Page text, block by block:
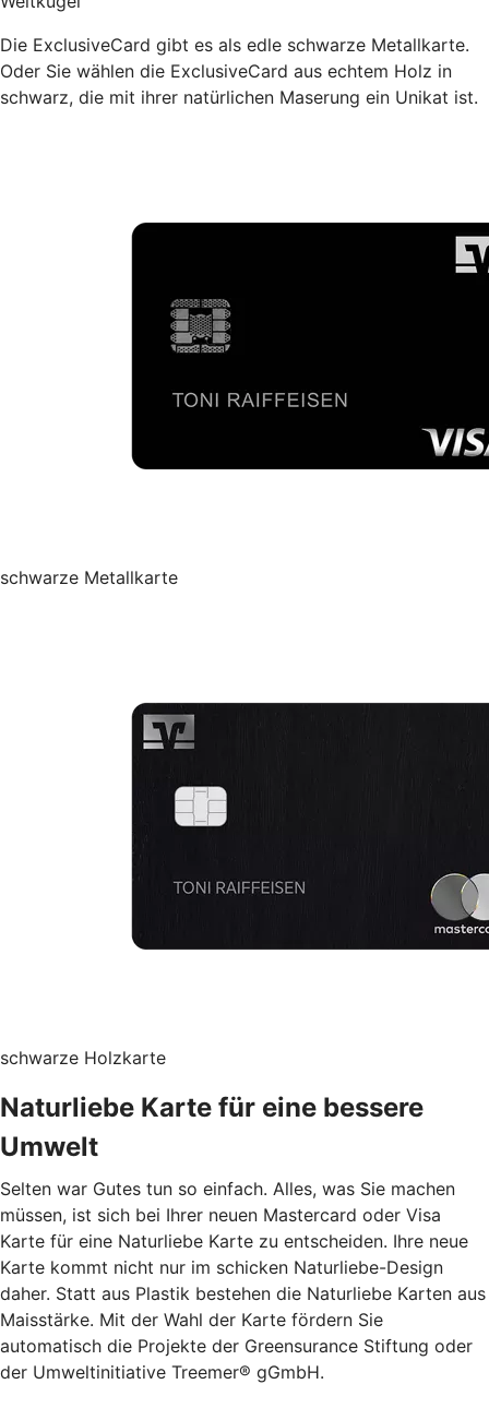
Die ExclusiveCard gibt es als edle schwarze Metallkarte.
Oder Sie wählen die ExclusiveCard aus echtem Holz in
schwarz, die mit ihrer natürlichen Maserung ein Unikat ist.
schwarze Metallkarte
schwarze Holzkarte
Naturliebe Karte für eine bessere
Umwelt
Selten war Gutes tun so einfach. Alles, was Sie machen
müssen, ist sich bei Ihrer neuen Mastercard oder Visa
Karte für eine Naturliebe Karte zu entscheiden. Ihre neue
Karte kommt nicht nur im schicken Naturliebe-Design
daher. Statt aus Plastik bestehen die Naturliebe Karten aus
Maisstärke. Mit der Wahl der Karte fördern Sie
automatisch die Projekte der Greensurance Stiftung oder
der Umweltinitiative Treemer® gGmbH.